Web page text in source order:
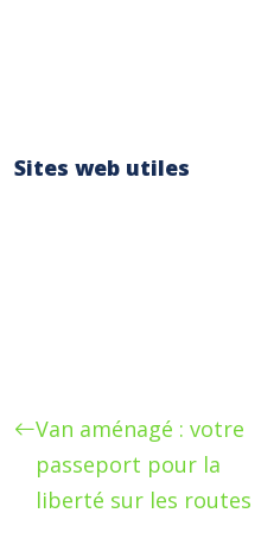
Sites web utiles
Van aménagé : votre
passeport pour la
liberté sur les routes